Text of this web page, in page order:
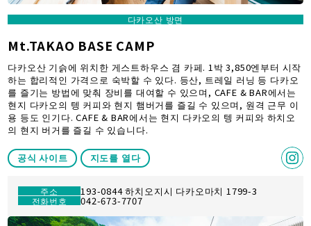
다카오산 방면
Mt.TAKAO BASE CAMP
다카오산 기슭에 위치한 게스트하우스 겸 카페. 1박 3,850엔부터 시작
하는 합리적인 가격으로 숙박할 수 있다. 등산, 트레일 러닝 등 다카오
를 즐기는 방법에 맞춰 장비를 대여할 수 있으며, CAFE & BAR에서는
현지 다카오의 텡 커피와 현지 햄버거를 즐길 수 있으며, 원격 근무 이
용 등도 인기다. CAFE & BAR에서는 현지 다카오의 텡 커피와 하치오
의 현지 버거를 즐길 수 있습니다.
공식 사이트 지도를 열다
주소 193-0844 하치오지시 다카오마치 1799-3
전화번호 042-673-7707